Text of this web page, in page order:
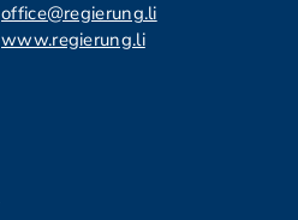
office@regierung.li
www.regierung.li